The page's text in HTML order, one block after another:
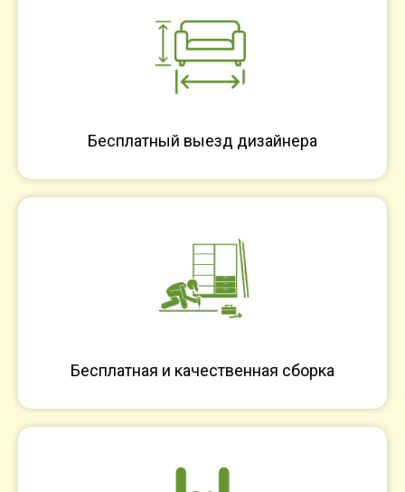
Бесплатный выезд дизайнера
Бесплатная и качественная сборка